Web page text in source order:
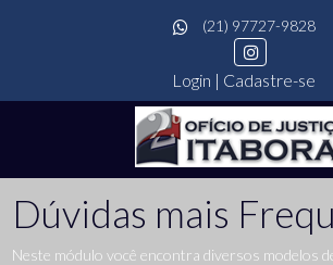
(21) 97727-9828
Login | Cadastre-se
Dúvidas mais
Neste módulo você encontra diversos modelos